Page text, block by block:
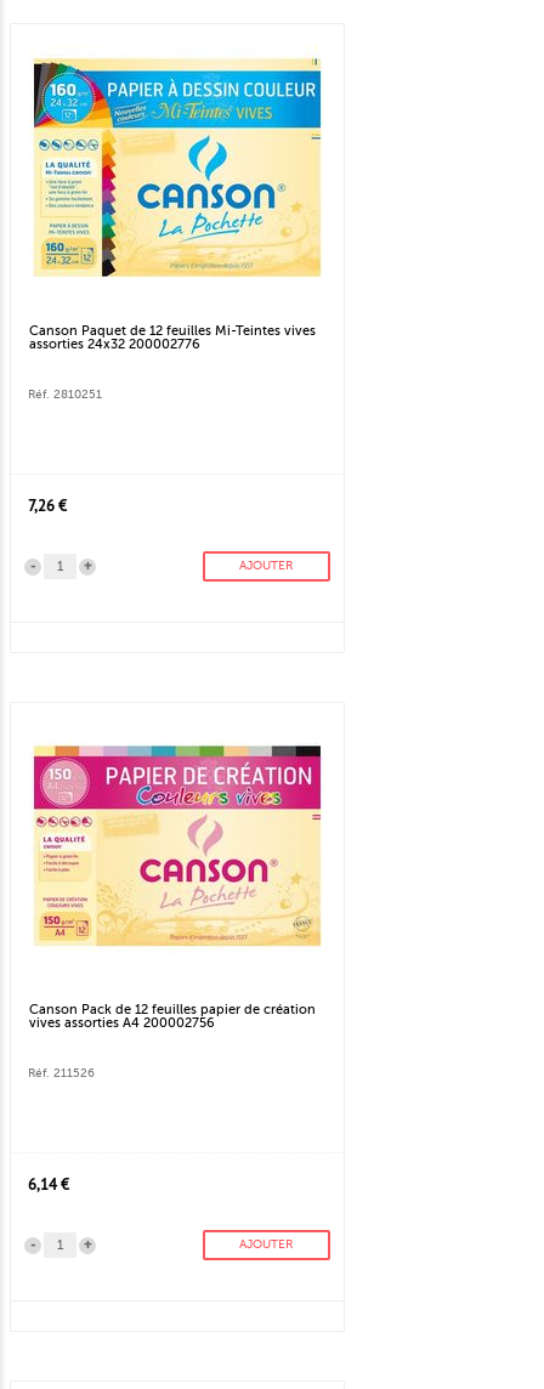
Canson Paquet de 12 feuilles Mi-Teintes vives
assorties 24x32 200002776
Réf. 2810251
7,26 €
+
- AJOUTER
Canson Pack de 12 feuilles papier de création
vives assorties A4 200002756
Réf. 211526
6,14 €
+
- AJOUTER